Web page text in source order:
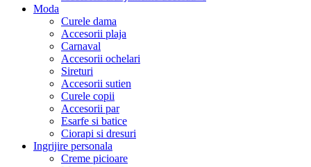
Moda
Curele dama
Accesorii plaja
Carnaval
Accesorii ochelari
Sireturi
Accesorii sutien
Curele copii
Accesorii par
Esarfe si batice
Ciorapi si dresuri
Ingrijire personala
Creme picioare